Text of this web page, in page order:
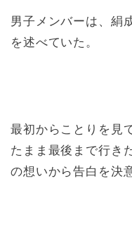
男子メンバーは、絹
を述べていた。
最初からことりを見
たまま最後まで行き
の想いから告白を決